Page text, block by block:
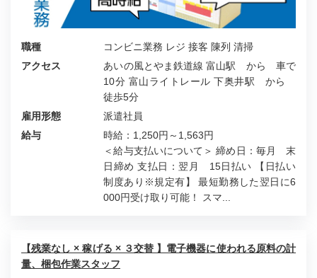
職種
コンビニ業務 レジ 接客 陳列 清掃
アクセス
あいの風とやま鉄道線 富山駅 から 車で
10分 富山ライトレール 下奥井駅 から
徒歩5分
雇用形態
派遣社員
給与
時給：1,250円～1,563円
＜給与支払いについて＞ 締め日：毎月 末
日締め 支払日：翌月 15日払い 【日払い
制度あり※規定有】 最短勤務した翌日に6
000円受け取り可能！ スマ...
【残業なし × 稼げる × ３交替 】電子機器に使われる原料の計
量、梱包作業スタッフ